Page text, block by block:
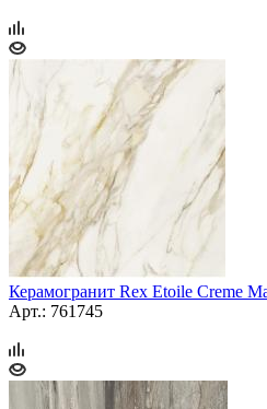
Керамогранит Rex Etoile Creme
Арт.: 761745